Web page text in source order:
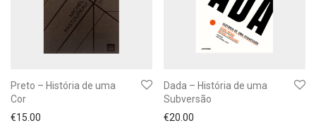
Preto – História de uma
Cor
€15.00
Dada – História de uma
Subversão
€20.00